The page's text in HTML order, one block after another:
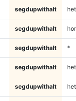
segdupwithalt
segdupwithalt
segdupwithalt *
segdupwithalt het
segdupwithalt